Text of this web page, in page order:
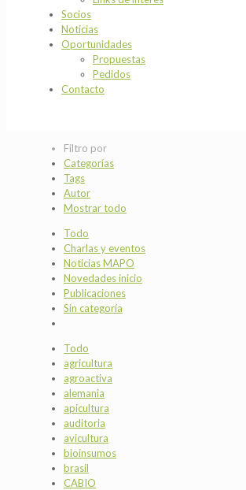
Socios
Noticias
Oportunidades
Propuestas
Pedidos
Contacto
Filtro por
Categorías
Tags
Autor
Mostrar todo
Todo
Charlas y eventos
Noticias MAPO
Novedades inicio
Publicaciones
Sin categoría
Todo
agricultura
agroactiva
alemania
apicultura
auditoria
avicultura
bioinsumos
brasil
CABIO